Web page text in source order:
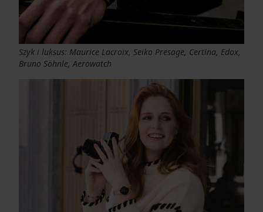
Szyk i luksus: Maurice Lacroix, Seiko Presage, Certina, Edox,
Bruno Söhnle, Aerowatch